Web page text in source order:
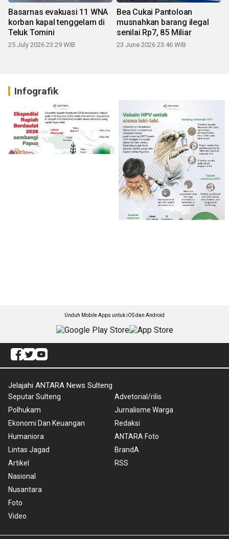
Basarnas evakuasi 11 WNA
korban kapal tenggelam di
Teluk Tomini
25 July 2026 23:29 WIB
Bea Cukai Pantoloan
musnahkan barang ilegal
senilai Rp7, 85 Miliar
23 June 2026 23:46 WIB
Infografik
Unduh Mobile Apps untuk iOS dan Android
Jelajahi ANTARA News Sulteng
Seputar Sulteng
Polhukam
Ekonomi Dan Keuangan
Humaniora
Lintas Jagad
Artikel
Nasional
Nusantara
Foto
Video
Advetorial/rilis
Jurnalisme Warga
Redaksi
ANTARA Foto
BrandA
RSS